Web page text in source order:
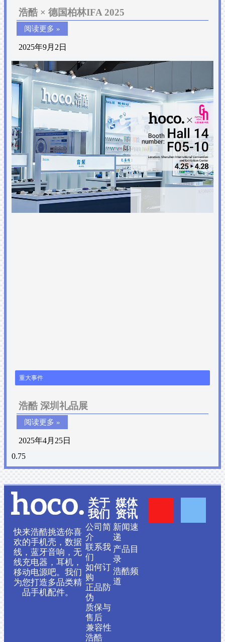
浩酷 × 德国柏林IFA 2025
阅读更多 »
2025年9月2日
重大事件
浩酷 深圳礼品展
阅读更多 »
2025年4月25日
快来浩酷挑选你喜
欢的手机壳，数据
线，蓝牙音响，无
线充电器，耳机，
移动电源吧。我们
为您打造多品类精
品手机配件。
关于
我们
公司简
介
联系我
们
如何订
购
正品防
伪
质保与
售后
兼容性
浩酷
媒体
资讯
新闻速
递
产品目
录
浩酷频
道